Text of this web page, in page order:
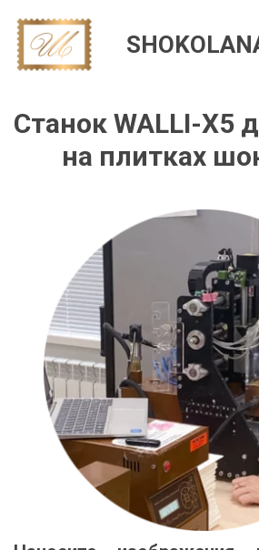
Станок WALLI-X5
на плитках